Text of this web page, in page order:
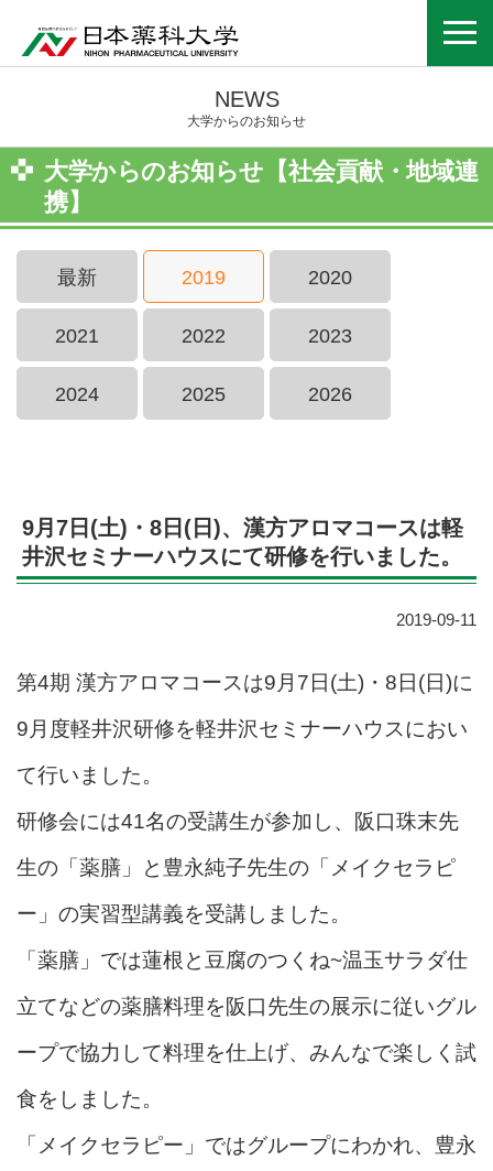
NEWS
大学からのお知らせ
大学からのお知らせ【社会貢献・地域連
携】
最新 2019 2020
2021 2022 2023
2024 2025 2026
9月7日(土)・8日(日)、漢方アロマコースは軽
井沢セミナーハウスにて研修を行いました。
2019-09-11
第4期 漢方アロマコースは9月7日(土)・8日(日)に
9月度軽井沢研修を軽井沢セミナーハウスにおい
て行いました。
研修会には41名の受講生が参加し、阪口珠末先
生の「薬膳」と豊永純子先生の「メイクセラピ
ー」の実習型講義を受講しました。
「薬膳」では蓮根と豆腐のつくね~温玉サラダ仕
立てなどの薬膳料理を阪口先生の展示に従いグル
ープで協力して料理を仕上げ、みんなで楽しく試
食をしました。
「メイクセラピー」ではグループにわかれ、豊永